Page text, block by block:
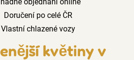
Doručení po celé ČR
Vlastní chlazené vozy
květiny v